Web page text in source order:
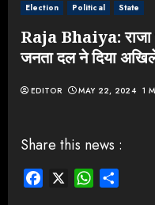
Election Political State
Raja Bhaiya: राजा
जनता दल ने दिया
EDITOR MAY 22, 2024 1
Share this news :
Facebook WhatsApp